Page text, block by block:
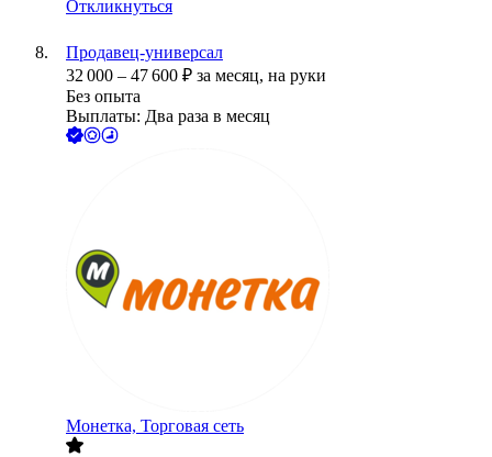
Откликнуться
Продавец-универсал
32 000 – 47 600 ₽ за месяц, на руки
Без опыта
Выплаты: Два раза в месяц
Монетка, Торговая сеть